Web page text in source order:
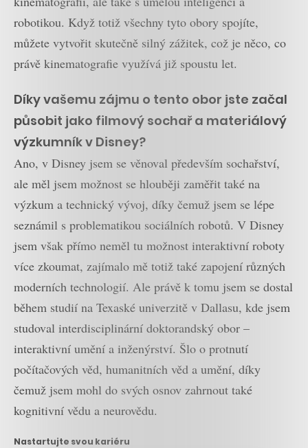
robotikou. Když totiž všechny tyto obory spojíte,
můžete vytvořit skutečně silný zážitek, což je něco, co
právě kinematografie využívá již spoustu let.
Díky vašemu zájmu o tento obor jste začal
působit jako filmový sochař a materiálový
výzkumník v Disney?
Ano, v Disney jsem se věnoval především sochařství,
ale měl jsem možnost se hlouběji zaměřit také na
výzkum a technický vývoj, díky čemuž jsem se lépe
seznámil s problematikou sociálních robotů. V Disney
jsem však přímo neměl tu možnost interaktivní roboty
více zkoumat, zajímalo mě totiž také zapojení různých
moderních technologií. Ale právě k tomu jsem se dostal
během studií na Texaské univerzitě v Dallasu, kde jsem
studoval interdisciplinární doktorandský obor –
interaktivní umění a inženýrství. Šlo o protnutí
počítačových věd, humanitních věd a umění, díky
čemuž jsem mohl do svých osnov zahrnout také
kognitivní vědu a neurovědu.
Nastartujte svou kariéru